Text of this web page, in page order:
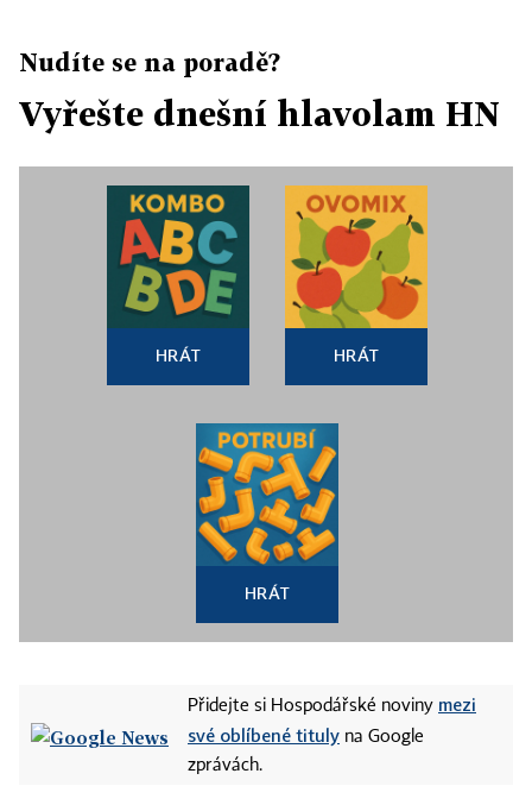
Nudíte se na poradě?
Vyřešte dnešní hlavolam HN
HRÁT HRÁT
HRÁT
Přidejte si Hospodářské noviny mezi
své oblíbené tituly na Google
zprávách.